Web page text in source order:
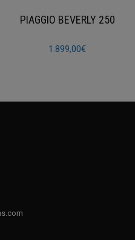
PIAGGIO BEVERLY 250
1.899,00€